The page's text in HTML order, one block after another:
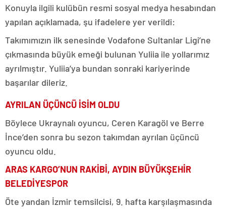
Konuyla ilgili kulübün resmi sosyal medya hesabından
yapılan açıklamada, şu ifadelere yer verildi:
Takımımızın ilk senesinde Vodafone Sultanlar Ligi’ne
çıkmasında büyük emeği bulunan Yuliia ile yollarımız
ayrılmıştır. Yuliia’ya bundan sonraki kariyerinde
başarılar dileriz.
AYRILAN ÜÇÜNCÜ İSİM OLDU
Böylece Ukraynalı oyuncu, Ceren Karagöl ve Berre
İnce’den sonra bu sezon takımdan ayrılan üçüncü
oyuncu oldu.
ARAS KARGO’NUN RAKİBİ, AYDIN BÜYÜKŞEHİR
BELEDİYESPOR
Öte yandan İzmir temsilcisi, 9. hafta karşılaşmasında